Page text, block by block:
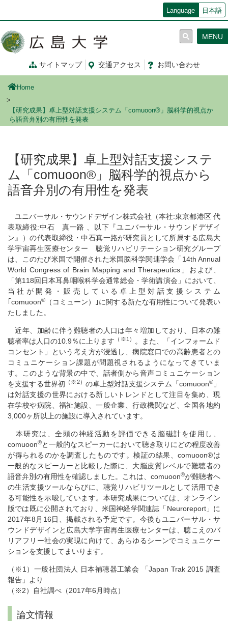
コ
ン
移
Language 日本語
サイトマップ 交通アクセス お問い合わせ
MENU
Home
【研究成果】卓上型対話支援システム「comuoon®」脳科学的視点か
ら語音弁別の有用性を発表
【研究成果】卓上型対話支援システ
ム「comuoon®」脳科学的視点から
語音弁別の有用性を発表
ユニバーサル・サウンドデザイン株式会社（本社:東京都港区 代
表取締役:中石 真一路 、以下『ユニバーサル・サウンドデザイ
ン』）の代表取締役・中石真一路が研究員として所属する広島大
学宇宙再生医療センター 聴覚リハビリテーション研究グループ
は、このたび米国で開催された米国脳科学関連学会「14th Annual
World Congress of Brain Mapping and Therapeutics」および、
「第118回日本耳鼻咽喉科学会通常総会・学術講演会」において、
当社が開発・販売している卓上型対話支援システム
｢comuoon®
（コミューン）｣に関する新たな有用性について発表い
たしました。
近年、加齢に伴う難聴者の人口は年々増加しており、日本の難
聴者率は人口の10.9％に上ります
（※1）
。また、「インフォームド
コンセント」という考え方が浸透し、病院窓口での高齢患者との
コミュニケーション課題が問題視されるようになってきていま
す。このような背景の中で、話者側から音声コミュニケーション
を支援する世界初
（※2） の卓上型対話支援システム「comuoon®」
は対話支援の世界における新しいトレンドとして注目を集め、現
在学校や病院、福祉施設、一般企業、行政機関など、全国各地約
3,000ヶ所以上の施設に導入されています。
本研究は、全頭の神経活動を評価できる脳磁計を使用し、
comuoon®と一般的なスピーカーにおいて聴き取りにどの程度改善
が得られるのかを調査したものです。検証の結果、comuoon®は
一般的なスピーカーと比較した際に、大脳皮質レベルで難聴者の
語音弁別の有用性を確認しました。これは、comuoon®が難聴者へ
の生活支援ツールならびに、聴覚リハビリツールとして活用でき
る可能性を示唆しています。本研究成果については、オンライン
版では既に公開されており、米国神経学関連誌「Neuroreport」に
2017年8月16日、掲載される予定です。今後もユニバーサル・サ
ウンドデザインと広島大学宇宙再生医療センターは、聴こえのバ
リアフリー社会の実現に向けて、あらゆるシーンでコミュニケー
ションを支援してまいります。
（※1）一般社団法人 日本補聴器工業会 「Japan Trak 2015 調査
報告」より
（※2）自社調べ（2017年6月時点）
論文情報